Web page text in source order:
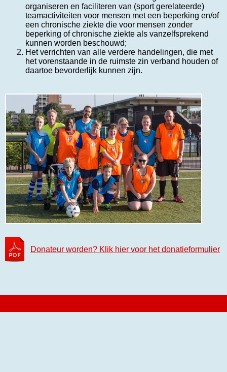
organiseren en faciliteren van (sport gerelateerde)
teamactiviteiten voor mensen met een beperking en/of
een chronische ziekte die voor mensen zonder
beperking of chronische ziekte als vanzelfsprekend
kunnen worden beschouwd;
Het verrichten van alle verdere handelingen, die met
het vorenstaande in de ruimste zin verband houden of
daartoe bevorderlijk kunnen zijn.
Donateur worden? Klik hier voor het donatieformulier